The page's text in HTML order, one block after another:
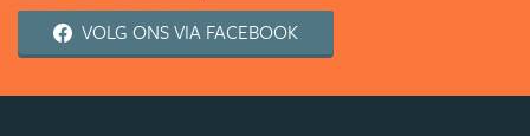
VOLG ONS VIA FACEBOOK